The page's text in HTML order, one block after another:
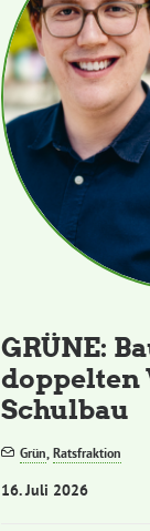
GRÜNE:
doppelten
Schulbau
Grün,Ratsfraktion
16. Juli 2026